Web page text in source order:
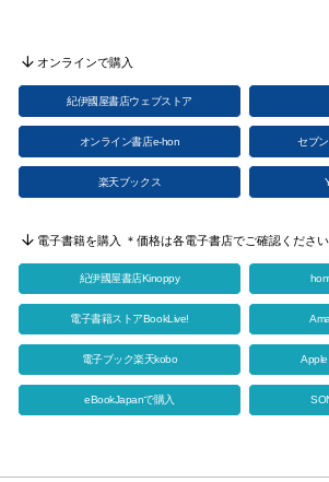
オンラインで購入
紀伊國屋書店ウェブストア
オンライン書店e-hon セブ
楽天ブックス
電子書籍を購入 ＊価格は各電子書店でご確認ください
紀伊國屋書店Kinoppy
電子書籍ストアBookLive!
電子ブック楽天kobo Apple
eBookJapanで購入